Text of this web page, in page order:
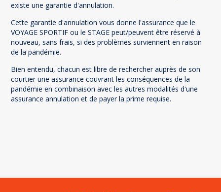
existe une garantie d'annulation.
Cette garantie d'annulation vous donne l'assurance que le
VOYAGE SPORTIF ou le STAGE peut/peuvent être réservé à
nouveau, sans frais, si des problèmes surviennent en raison
de la pandémie.
Bien entendu, chacun est libre de rechercher auprès de son
courtier une assurance couvrant les conséquences de la
pandémie en combinaison avec les autres modalités d'une
assurance annulation et de payer la prime requise.